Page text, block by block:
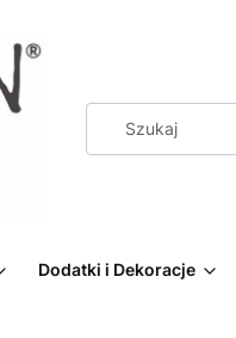
Dodatki i Dekoracje